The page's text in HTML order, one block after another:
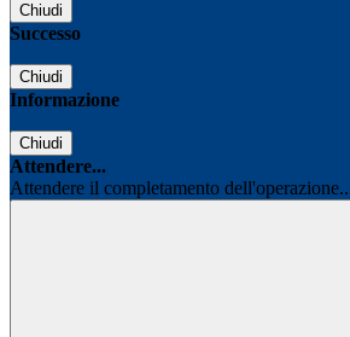
Chiudi
Successo
Chiudi
Informazione
Chiudi
Attendere...
Attendere il completamento